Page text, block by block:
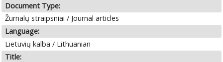
Document Type:
Žurnalų straipsniai / Journal articles
Language:
Lietuvių kalba / Lithuanian
Title: